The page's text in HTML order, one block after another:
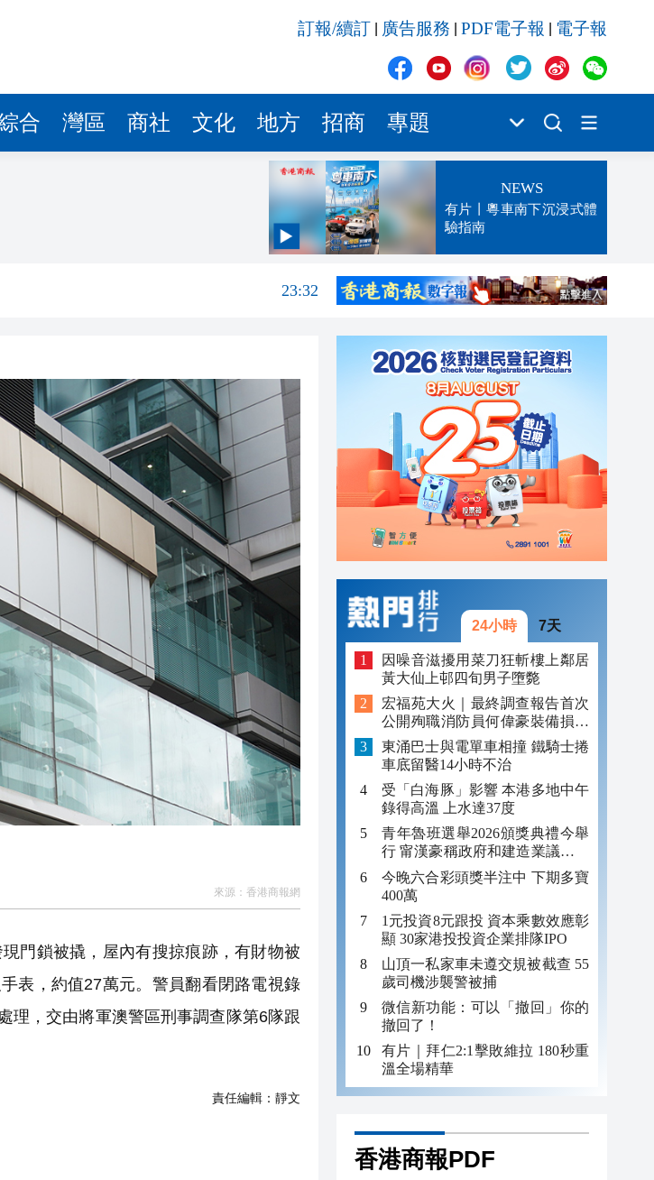
訂報/續訂 廣告服務 PDF電子報 電子報
合 灣區 商社 文化 地方 招商 專題
NEWS
有片丨粵車南下沉浸式體
驗指南
23:52
23:32
口福+眼福」
23:06
23:05
啟幕
22:51
22:33
來源： 香港商報網
門鎖被撬，屋內有搜掠痕跡，有財物被
表，約值27萬元。警員翻看閉路電視錄
理，交由將軍澳警區刑事調查隊第6隊跟
責任編輯： 靜文
24小時 7天
因噪音滋擾用菜刀狂斬樓上鄰居
黃大仙上邨四旬男子墮斃
宏福苑大火｜最終調查報告首次
公開殉職消防員何偉豪裝備損毀
照片
東涌巴士與電單車相撞 鐵騎士捲
車底留醫14小時不治
受「白海豚」影響 本港多地中午
錄得高溫 上水達37度
青年魯班選舉2026頒獎典禮今舉
行 甯漢豪稱政府和建造業議會做
好培訓工作
今晚六合彩頭獎半注中 下期多寶
400萬
1元投資8元跟投 資本乘數效應彰
顯 30家港投投資企業排隊IPO
山頂一私家車未遵交規被截查 55
歲司機涉襲警被捕
微信新功能：可以「撤回」你的
撤回了！
有片｜拜仁2:1擊敗維拉 180秒重
溫全場精華
香港商報PDF